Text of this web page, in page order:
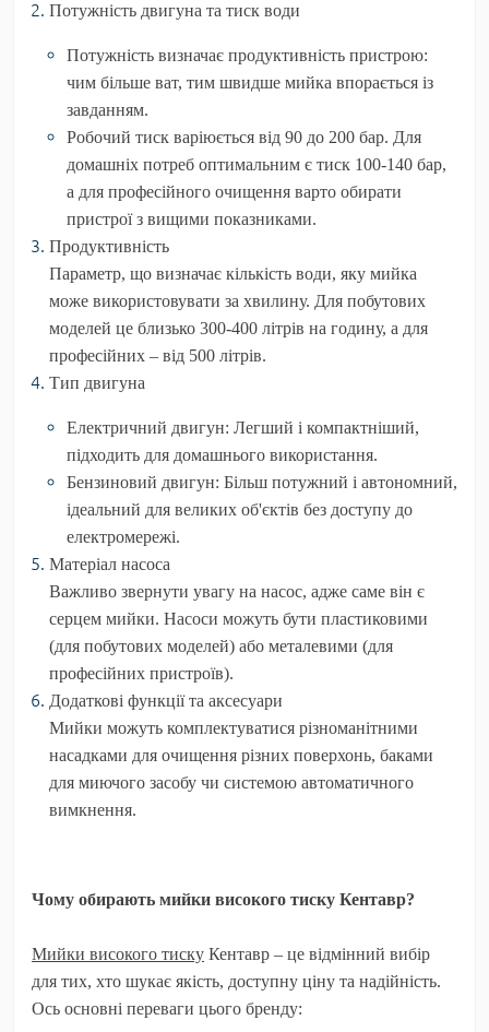
Потужність двигуна та тиск води
Потужність визначає продуктивність пристрою:
чим більше ват, тим швидше мийка впорається із
завданням.
Робочий тиск варіюється від 90 до 200 бар. Для
домашніх потреб оптимальним є тиск 100-140 бар,
а для професійного очищення варто обирати
пристрої з вищими показниками.
Продуктивність
Параметр, що визначає кількість води, яку мийка
може використовувати за хвилину. Для побутових
моделей це близько 300-400 літрів на годину, а для
професійних – від 500 літрів.
Тип двигуна
Електричний двигун: Легший і компактніший,
підходить для домашнього використання.
Бензиновий двигун: Більш потужний і автономний,
ідеальний для великих об'єктів без доступу до
електромережі.
Матеріал насоса
Важливо звернути увагу на насос, адже саме він є
серцем мийки. Насоси можуть бути пластиковими
(для побутових моделей) або металевими (для
професійних пристроїв).
Додаткові функції та аксесуари
Мийки можуть комплектуватися різноманітними
насадками для очищення різних поверхонь, баками
для миючого засобу чи системою автоматичного
вимкнення.
Чому обирають мийки високого тиску Кентавр?
Мийки високого тиску Кентавр – це відмінний вибір
для тих, хто шукає якість, доступну ціну та надійність.
Ось основні переваги цього бренду: